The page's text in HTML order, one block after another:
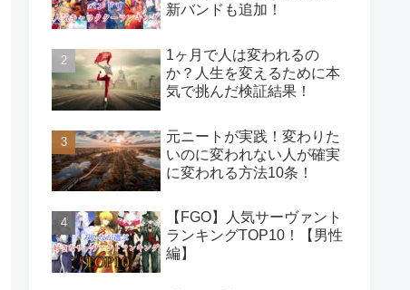
新バンドも追加！
1ヶ月で人は変われるの
か？人生を変えるために本
気で挑んだ検証結果！
元ニートが実践！変わりた
いのに変われない人が確実
に変われる方法10条！
【FGO】人気サーヴァント
ランキングTOP10！【男性
編】